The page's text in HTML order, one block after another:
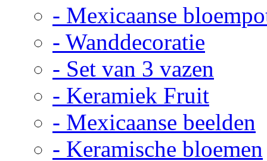
- Mexicaanse
- Wanddecoratie
- Set van 3 vazen
- Keramiek Fruit
- Mexicaanse beelden
- Keramische bloemen